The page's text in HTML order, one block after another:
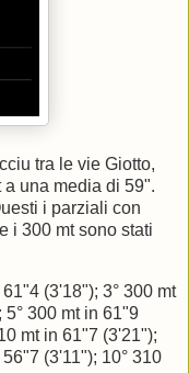
tra le vie Giotto,
una media di 59".
i parziali con
i 300 mt sono stati
(3'18"); 3° 300 mt
300 mt in 61"9
mt in 61"7 (3'21");
(3'11"); 10° 310